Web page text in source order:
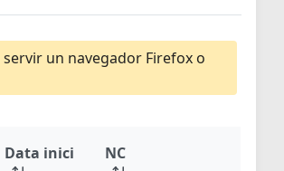
un navegador Firefox o
Data inici NC